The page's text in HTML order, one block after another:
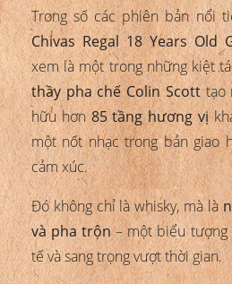
Trong số các phiên bản nổi
Chivas Regal 18 Years Old
xem là một trong những kiệt
thầy pha chế Colin Scotttạo
hữu hơn85 tầng hương vị
một nốt nhạc trong bản giao
cảm xúc.
Đó không chỉ là whisky, mà là
và pha trộn– một biểu tượng
tế và sang trọng vượt thời gian.